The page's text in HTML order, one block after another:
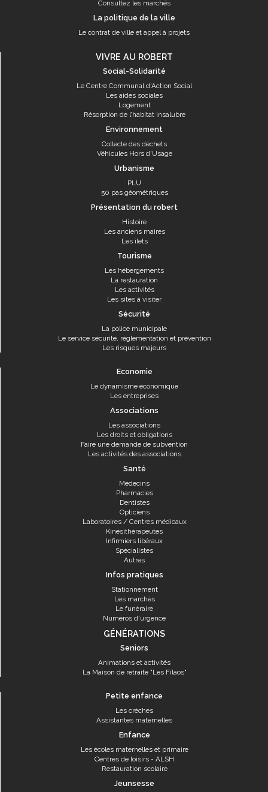
Consultez les marchés
La politique de la ville
Le contrat de ville et appel à projets
VIVRE AU ROBERT
Social-Solidarité
Le Centre Communal d'Action Social
Les aides sociales
Logement
Résorption de l’habitat insalubre
Environnement
Collecte des déchets
Véhicules Hors d'Usage
Urbanisme
PLU
50 pas géométriques
Présentation du robert
Histoire
Les anciens maires
Les îlets
Tourisme
Les hébergements
La restauration
Les activités
Les sites à visiter
Sécurité
La police municipale
Le service sécurité, réglementation et prévention
Les risques majeurs
Economie
Le dynamisme économique
Les entreprises
Associations
Les associations
Les droits et obligations
Faire une demande de subvention
Les activités des associations
Santé
Médecins
Pharmacies
Dentistes
Opticiens
Laboratoires / Centres médicaux
Kinésithérapeutes
Infirmiers libéraux
Spécialistes
Autres
Infos pratiques
Stationnement
Les marchés
Le funéraire
Numéros d'urgence
GÉNÉRATIONS
Seniors
Animations et activités
La Maison de retraite "Les Filaos"
Petite enfance
Les crèches
Assistantes maternelles
Enfance
Les écoles maternelles et primaire
Centres de loisirs - ALSH
Restauration scolaire
Jeunsesse